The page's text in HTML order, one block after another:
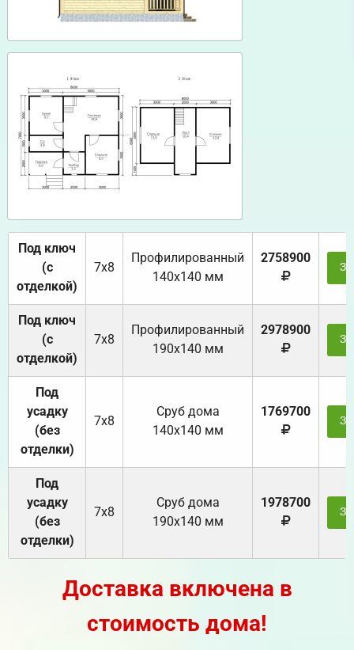
Под ключ
(с
отделкой)
7х8
Профилированный
140х140 мм
2758900
Под ключ
(с
отделкой)
7х8
Профилированный
190х140 мм
2978900
Под
усадку
(без
отделки)
7х8
Cруб дома
140х140 мм
1769700
Под
усадку
(без
отделки)
7х8
Cруб дома
190х140 мм
1978700
Доставка включена в
стоимость дома!